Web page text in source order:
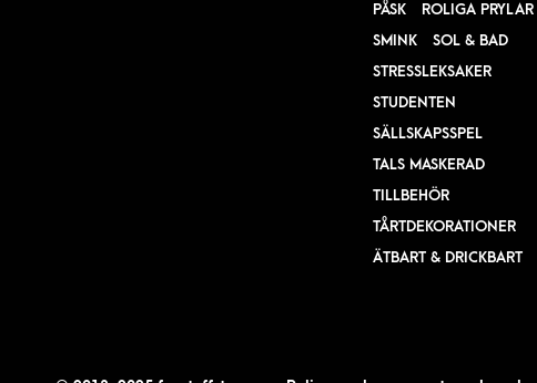
PÅSK
ROLIGA PRYLAR
SMINK
SOL & BAD
STRESSLEKSAKER
STUDENTEN
SÄLLSKAPSSPEL
TALS MASKERAD
TILLBEHÖR
TÅRTDEKORATIONER
ÄTBART & DRICKBART